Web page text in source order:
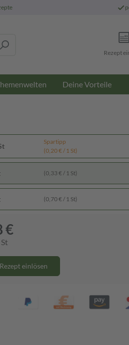
Rezept
Deine Vorteile
Spartipp
(0,20 € / 1 St)
(0,33 € / 1 St)
(0,70 € / 1 St)
€
einlösen